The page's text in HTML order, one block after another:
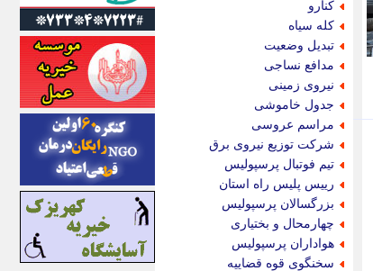
کنارو
کله سیاه
تبدیل وضعیت
مدافع نساجی
نیروی زمینی
جدول خاموشی
مراسم عروسی
شرکت توزیع نیروی برق
تیم فوتبال پرسپولیس
رییس پلیس راه استان
بزرگسالان پرسپولیس
چهارمحال و بختیاری
هواداران پرسپولیس
سخنگوی قوه قضاییه
ایسکانیوز
ایسنا
ایکنا
ایلنا
اینتیتر
ایونا نیوز
بازتاب آنلاین
باشگاه خبرنگاران
باغستان نیوز
بامبوک
ببین و بخون
بدینسان
بنکر